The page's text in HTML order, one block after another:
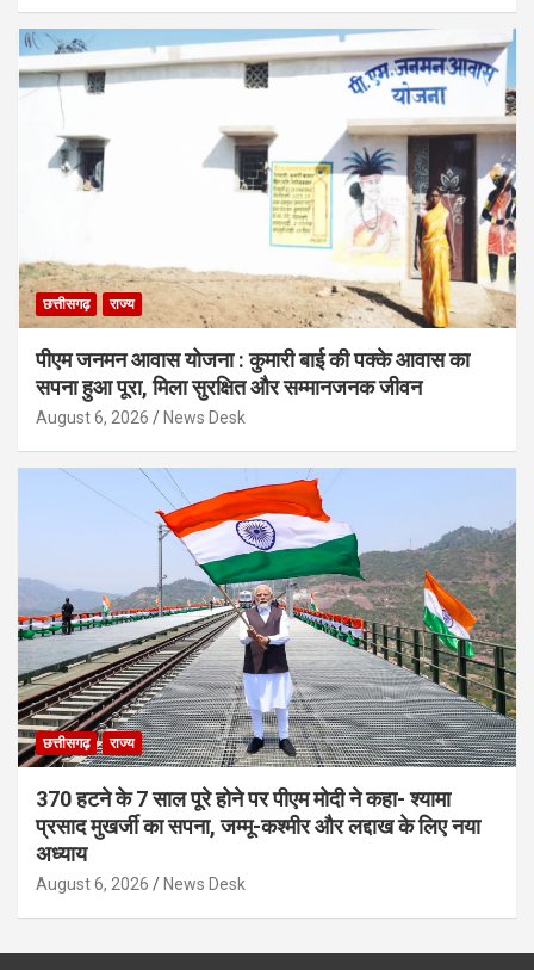
छत्तीसगढ़ राज्य
पीएम जनमन आवास योजना : कुमारी बाई की पक्के आवास का
सपना हुआ पूरा, मिला सुरक्षित और सम्मानजनक जीवन
August 6, 2026 News Desk
छत्तीसगढ़ राज्य
370 हटने के 7 साल पूरे होने पर पीएम मोदी ने कहा- श्यामा
प्रसाद मुखर्जी का सपना, जम्मू-कश्मीर और लद्दाख के लिए नया
अध्याय
August 6, 2026 News Desk